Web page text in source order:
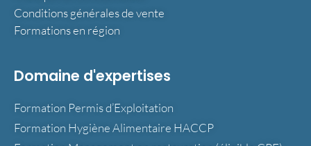
Conditions générales de vente
Formations en région
Domaine d'expertises
Formation Permis d’Exploitation
Formation Hygiène Alimentaire HACCP